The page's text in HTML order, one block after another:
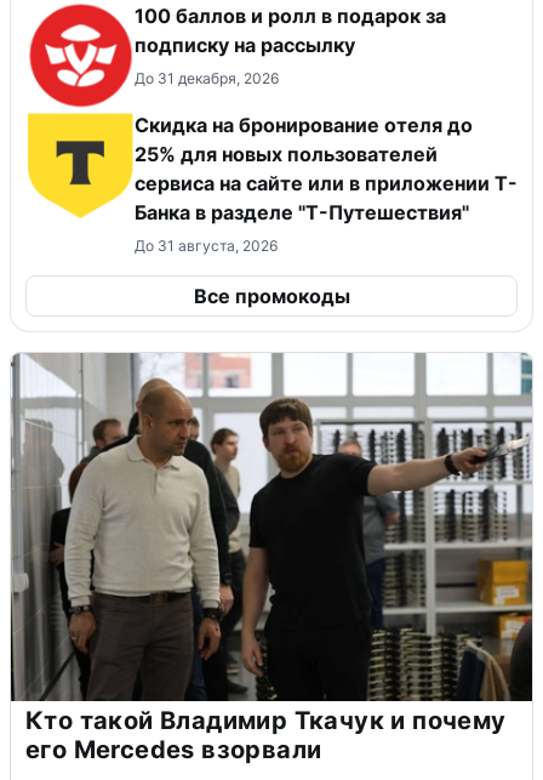
100 баллов и ролл в подарок за
подписку на рассылку
До 31 декабря, 2026
Скидка на бронирование отеля до
25% для новых пользователей
сервиса на сайте или в приложении Т-
Банка в разделе "Т-Путешествия"
До 31 августа, 2026
Все промокоды
Кто такой Владимир Ткачук и почему
его Mercedes взорвали